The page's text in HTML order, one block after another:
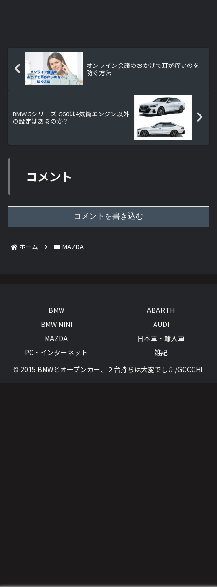
オンライン会議のおかげで耳が痒いのを
防ぐ方法
BMW 5シリーズ G60は4気筒エンジン以外
の設定はあるのか？
コメント
コメントを書き込む
ホーム MAZDA
BMW
ABARTH
BMW MINI
AUDI
MAZDA
日本車・輸入車
PC・インターネット
雑記
© 2015 BMWとオープンカー、２台持ちは大変でした/GOCCHI.